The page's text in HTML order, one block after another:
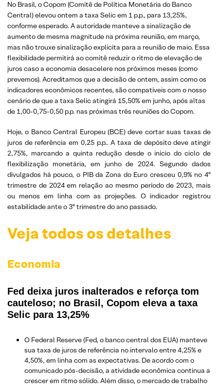
No Brasil, o Copom (Comitê de Política Monetária do Banco
Central) elevou ontem a taxa Selic em 1 p.p., para 13,25%,
conforme esperado. A autoridade manteve a sinalização de
aumento de mesma magnitude na próxima reunião, em março,
mas não trouxe sinalização explícita para a reunião de maio. Essa
flexibilidade permitirá ao comitê reduzir o ritmo de elevação de
juros caso a economia desacelere nos próximos meses (como
prevemos). Acreditamos que a decisão de ontem, assim como os
indicadores econômicos recentes, são compatíveis com o nosso
cenário de que a taxa Selic atingirá 15,50% em junho, após altas
de 1,00-0,75-0,50 p.p. nas próximas três reuniões do Copom.
Hoje, o Banco Central Europeu (BCE) deve cortar suas taxas de
juros de referência em 0,25 p.p.. A taxa de depósito deve atingir
2,75%, marcando a quinta redução desde o início do ciclo de
flexibilização monetária, em junho de 2024. Segundo dados
divulgados há pouco, o PIB da Zona do Euro cresceu 0,9% no 4º
trimestre de 2024 em relação ao mesmo período de 2023, mais
ou menos em linha com as projeções. O indicador registrou
estabilidade ante o 3º trimestre do ano passado.
Veja todos os detalhes
Economia
Fed deixa juros inalterados e reforça tom
cauteloso; no Brasil, Copom eleva a taxa
Selic para 13,25%
O Federal Reserve (Fed, o banco central dos EUA) manteve
sua taxa de juros de referência no intervalo entre 4,25% e
4,50%, em linha com as expectativas. De acordo com o
comunicado pós-decisão, a atividade econômica continua a
crescer em ritmo sólido. Além disso, o mercado de trabalho